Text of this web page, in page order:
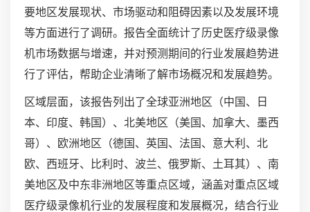
要地区发展现状、市场驱动和阻碍因素以及发展环境
等方面进行了调研。报告全面统计了历史医疗级录像
机市场数据与增速，并对预测期间的行业发展趋势进
行了评估，帮助企业清晰了解市场概况和发展趋势。
区域层面，该报告列出了全球亚洲地区（中国、日
本、印度、韩国）、北美地区（美国、加拿大、墨西
哥）、欧洲地区（德国、英国、法国、意大利、北
欧、西班牙、比利时、波兰、俄罗斯、土耳其）、南
美地区及中东非洲地区等重点区域，涵盖对重点区域
医疗级录像机行业的发展程度和发展概况，结合行业